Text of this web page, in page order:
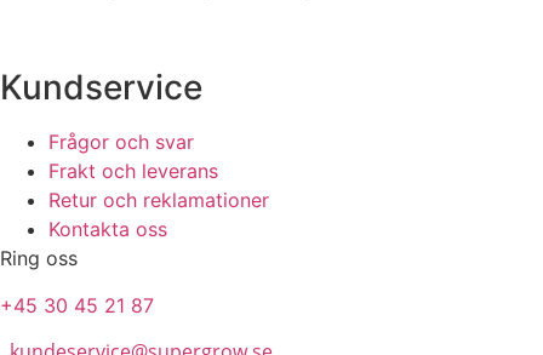
Kundservice
Frågor och svar
Frakt och leverans
Retur och reklamationer
Kontakta oss
Ring oss
+45 30 45 21 87